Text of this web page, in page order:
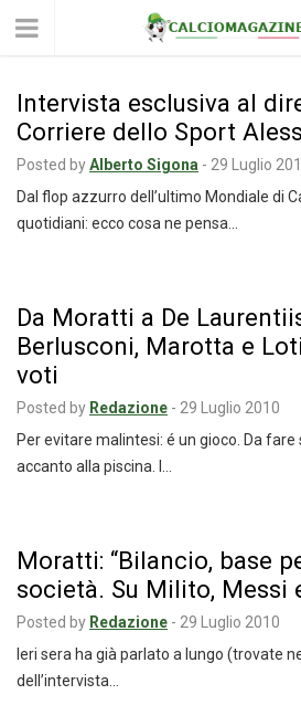
Intervista esclusiva al
Corriere dello Sport
Posted byAlberto Sigona - 29 Luglio
Dal flop azzurro dell’ultimo Mondiale di
quotidiani: ecco cosa ne pensa…
Da Moratti a De
Berlusconi, Marotta e
voti
Posted by Redazione - 29 Luglio 2010
Per evitare malintesi: é un gioco. Da fare
accanto alla piscina. I…
Moratti: “Bilancio, base
società. Su Milito, Messi
Posted by Redazione - 29 Luglio 2010
Ieri sera ha già parlato a lungo (trovate
dell’intervista…